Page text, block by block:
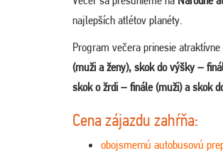
najlepších atlétov planéty.
Program večera prinesie
(muži a ženy), skok do výšky –
skok o žrdi – finále (muži) a skok
Cena zájazdu zahŕňa:
obojsmernú autobusovú